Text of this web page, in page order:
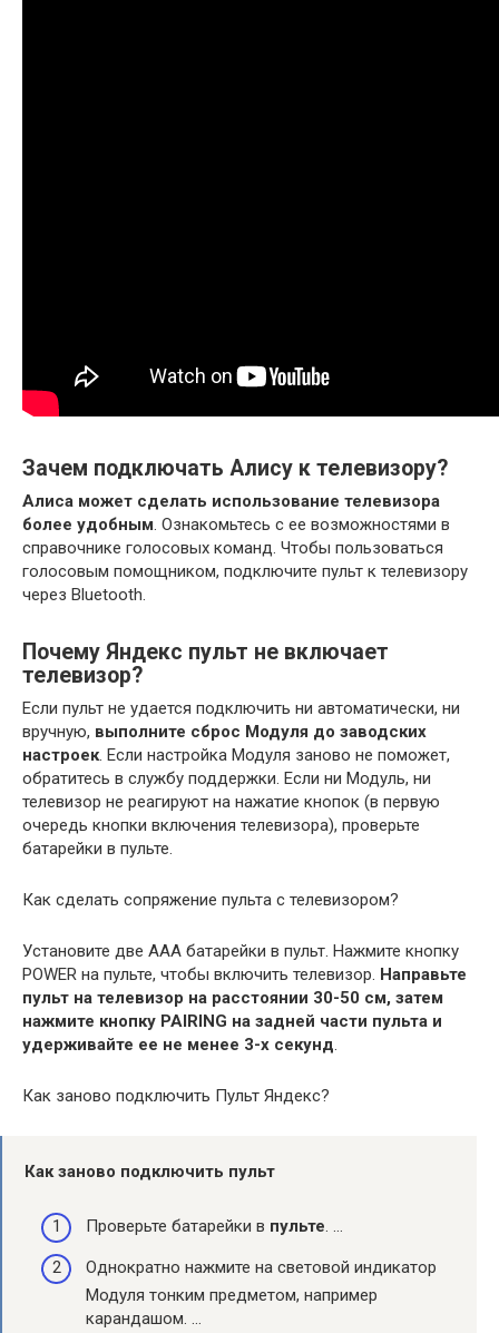
Зачем подключать Алису к телевизору?
Алиса может сделать использование телевизора
более удобным. Ознакомьтесь с ее возможностями в
справочнике голосовых команд. Чтобы пользоваться
голосовым помощником, подключите пульт к телевизору
через Bluetooth.
Почему Яндекс пульт не включает
телевизор?
Если пульт не удается подключить ни автоматически, ни
вручную, выполните сброс Модуля до заводских
настроек. Если настройка Модуля заново не поможет,
обратитесь в службу поддержки. Если ни Модуль, ни
телевизор не реагируют на нажатие кнопок (в первую
очередь кнопки включения телевизора), проверьте
батарейки в пульте.
Как сделать сопряжение пульта с телевизором?
Установите две ААА батарейки в пульт. Нажмите кнопку
POWER на пульте, чтобы включить телевизор. Направьте
пульт на телевизор на расстоянии 30-50 см, затем
нажмите кнопку PAIRING на задней части пульта и
удерживайте ее не менее 3-х секунд.
Как заново подключить Пульт Яндекс?
Какзаново подключить пульт
Проверьте батарейки в пульте. …
Однократно нажмите на световой индикатор
Модуля тонким предметом, например
карандашом. …